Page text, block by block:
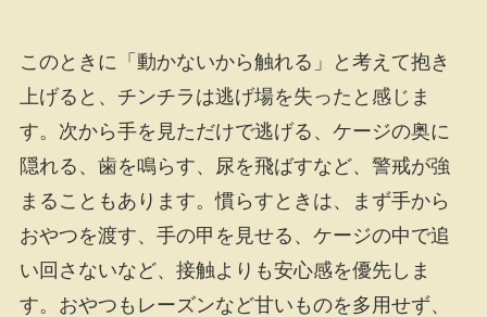
このときに「動かないから触れる」と考えて抱き
上げると、チンチラは逃げ場を失ったと感じま
す。次から手を見ただけで逃げる、ケージの奥に
隠れる、歯を鳴らす、尿を飛ばすなど、警戒が強
まることもあります。慣らすときは、まず手から
おやつを渡す、手の甲を見せる、ケージの中で追
い回さないなど、接触よりも安心感を優先しま
す。おやつもレーズンなど甘いものを多用せず、